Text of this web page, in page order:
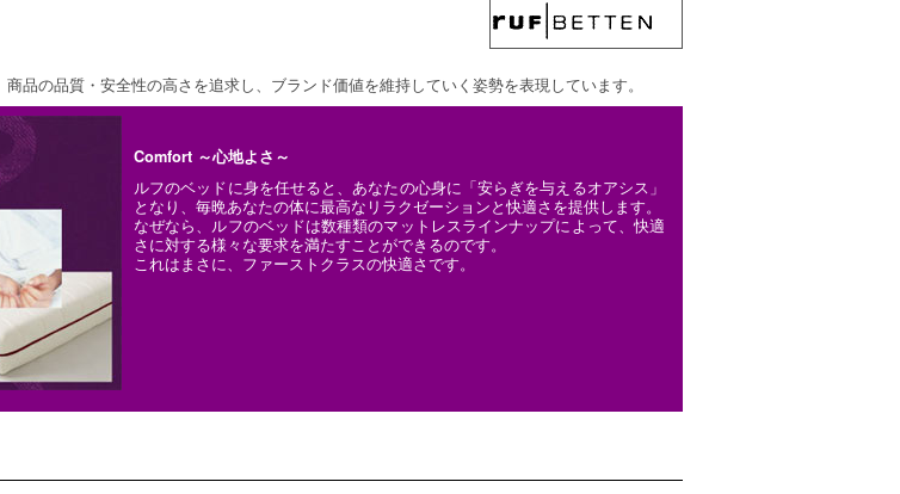
品の品質・安全性の高さを追求し、ブランド価値を維持していく姿勢を表現しています。
Comfort ～心地よさ～
ルフのベッドに身を任せると、あなたの心身に「安らぎを与えるオアシス」
となり、毎晩あなたの体に最高なリラクゼーションと快適さを提供します。
なぜなら、ルフのベッドは数種類のマットレスラインナップによって、快適
さに対する様々な要求を満たすことができるのです。
これはまさに、ファーストクラスの快適さです。